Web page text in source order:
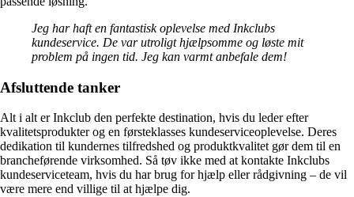
Jeg har haft en fantastisk oplevelse med Inkclubs
kundeservice. De var utroligt hjælpsomme og løste mit
problem på ingen tid. Jeg kan varmt anbefale dem!
Afsluttende tanker
Alt i alt er Inkclub den perfekte destination, hvis du leder efter
kvalitetsprodukter og en førsteklasses kundeserviceoplevelse. Deres
dedikation til kundernes tilfredshed og produktkvalitet gør dem til en
brancheførende virksomhed. Så tøv ikke med at kontakte Inkclubs
kundeserviceteam, hvis du har brug for hjælp eller rådgivning – de vil
være mere end villige til at hjælpe dig.